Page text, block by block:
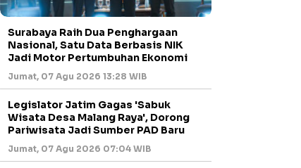
Surabaya Raih Dua Penghargaan
Nasional, Satu Data Berbasis NIK
Jadi Motor Pertumbuhan Ekonomi
Jumat, 07 Agu 2026 13:28 WIB
Legislator Jatim Gagas 'Sabuk
Wisata Desa Malang Raya', Dorong
Pariwisata Jadi Sumber PAD Baru
Jumat, 07 Agu 2026 07:04 WIB